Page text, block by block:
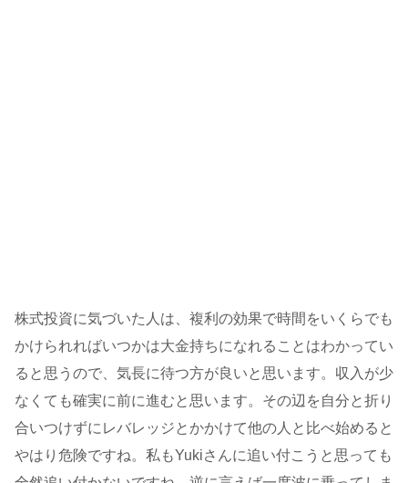
株式投資に気づいた人は、複利の効果で時間をいくらでも
かけられればいつかは大金持ちになれることはわかってい
ると思うので、気長に待つ方が良いと思います。収入が少
なくても確実に前に進むと思います。その辺を自分と折り
合いつけずにレバレッジとかかけて他の人と比べ始めると
やはり危険ですね。私もYukiさんに追い付こうと思っても